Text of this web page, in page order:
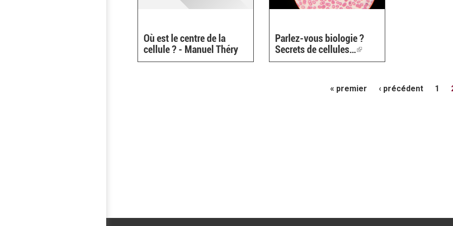
Où est le centre de la
cellule ? - Manuel Théry
Parlez-vous biologie ?
Secrets de cellules…(link
is
« premier ‹ précédent 1